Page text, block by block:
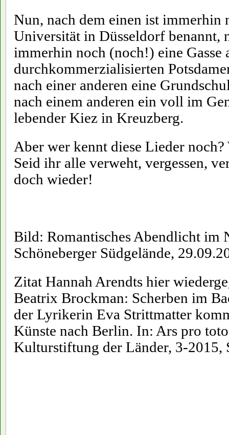
Nun, nach dem einen ist immerhin
Universität in Düsseldorf benannt,
immerhin noch (noch!) eine Gasse
durchkommerzialisierten
nach einer anderen eine
nach einem anderen ein voll im
lebender Kiez in Kreuzberg.
Aber wer kennt diese Lieder noch?
Seid ihr alle verweht, vergessen,
doch wieder!
Bild: Romantisches Abendlicht im
Schöneberger Südgelände,
Zitat Hannah Arendts hier
Beatrix Brockman: Scherben im
der Lyrikerin Eva Strittmatter
Künste nach Berlin. In: Ars pro
Kulturstiftung der Länder, 3-2015,